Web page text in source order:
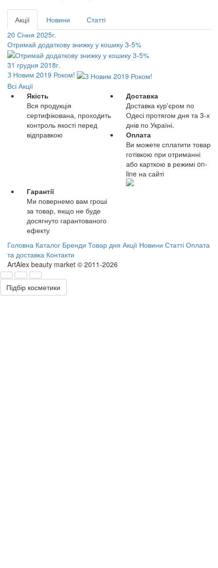
Акції Новини
Статті
20 Січня 2025г.
Отримай додаткову знижку у кошику 3-5%
31 грудня 2018г.
З Новим 2019 Роком!
Всі Акції
Якість
Вся продукція
сертифікована, проходить
контроль якості перед
відправкою
Доставка
Доставка кур'єром по
Одесі протягом дня та 3-х
днів по Україні.
Оплата
Ви можете сплатити товар
готівкою при отриманні
або карткою в режимі on-
line на сайті
Гарантії
Ми повернемо вам гроші
за товар, якщо не буде
досягнуто гарантованого
ефекту
Головна Каталог Бренди Товар дня Акції Новини Статті Оплата
та доставка Контакти
ArtAlex beauty market © 2011-2026
Підбір косметики